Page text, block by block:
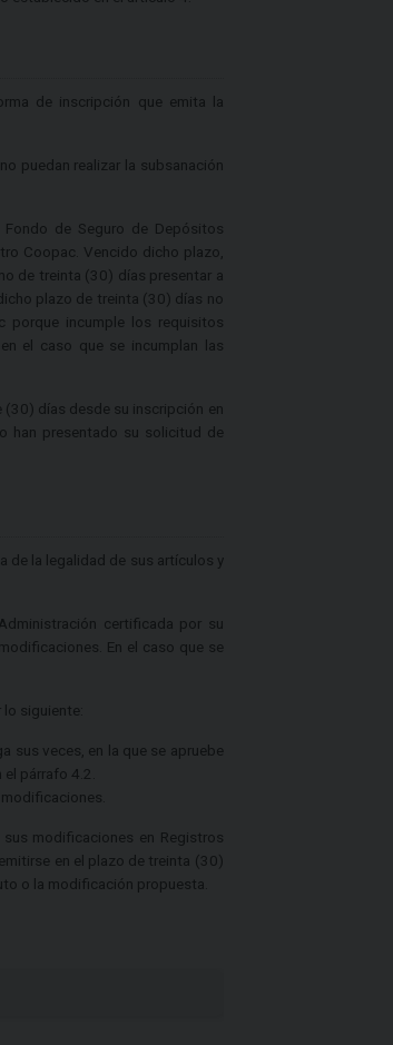
de inscripción que emita la
puedan realizar la subsanación
de Seguro de Depósitos
Coopac. Vencido dicho plazo,
de treinta (30) días presentar a
plazo de treinta (30) días no
incumple los requisitos
el caso que se incumplan las
(30) días desde su inscripción en
han presentado su solicitud de
de la legalidad de sus artículos y
certificada por su
En el caso que se
siguiente:
sus veces, en la que se apruebe
párrafo 4.2.
modificaciones en Registros
en el plazo de treinta (30)
o la modificación propuesta.